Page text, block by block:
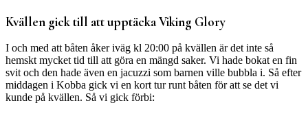
Kvällen gick till att upptäcka Viking Glory
I och med att båten åker iväg kl 20:00 på kvällen är det inte så
hemskt mycket tid till att göra en mängd saker. Vi hade bokat en fin
svit och den hade även en jacuzzi som barnen ville bubbla i. Så efter
middagen i Kobba gick vi en kort tur runt båten för att se det vi
kunde på kvällen. Så vi gick förbi: